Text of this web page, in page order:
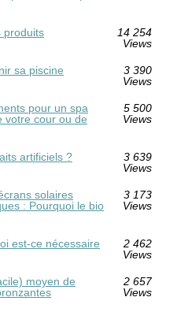
produits
14 254
Views
sa piscine
3 390
Views
pour un spa
votre cour ou de
5 500
Views
artificiels ?
3 639
Views
solaires
: Pourquoi le bio
3 173
Views
est-ce nécessaire
2 462
Views
moyen de
2 657
Views